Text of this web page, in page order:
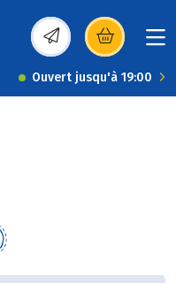
(s’ouvre dans une
Ouvert jusqu'à 19:00